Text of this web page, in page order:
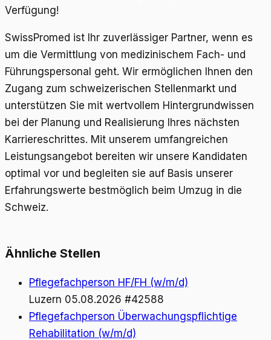
Verfügung!
SwissPromed ist Ihr zuverlässiger Partner, wenn es
um die Vermittlung von medizinischem Fach- und
Führungspersonal geht. Wir ermöglichen Ihnen den
Zugang zum schweizerischen Stellenmarkt und
unterstützen Sie mit wertvollem Hintergrundwissen
bei der Planung und Realisierung Ihres nächsten
Karriereschrittes. Mit unserem umfangreichen
Leistungsangebot bereiten wir unsere Kandidaten
optimal vor und begleiten sie auf Basis unserer
Erfahrungswerte bestmöglich beim Umzug in die
Schweiz.
Ähnliche Stellen
Pflegefachperson HF/FH (w/m/d)
Luzern 05.08.2026 #42588
Pflegefachperson Überwachungspflichtige
Rehabilitation (w/m/d)